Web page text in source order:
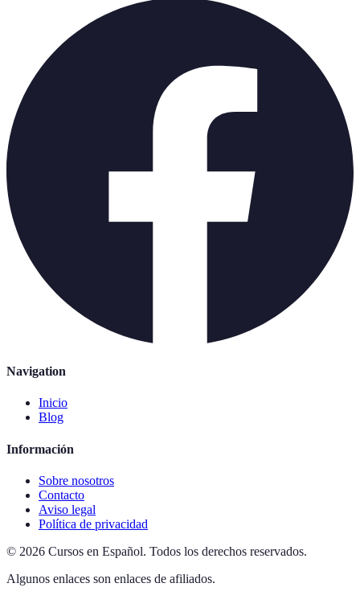
Navigation
Inicio
Blog
Información
Sobre nosotros
Contacto
Aviso legal
Política de privacidad
© 2026 Cursos en Español. Todos los derechos reservados.
Algunos enlaces son enlaces de afiliados.